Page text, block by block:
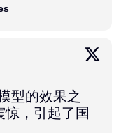
型的效果之
，引起了国